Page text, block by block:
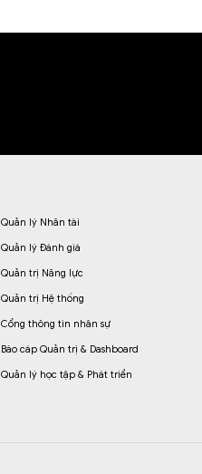
Quản lý Nhân tài
Quản lý Đánh giá
Quản trị Năng lực
Quản trị Hệ thống
Cổng thông tin nhân sự
Báo cáp Quản trị & Dashboard
Quản lý học tập & Phát triển